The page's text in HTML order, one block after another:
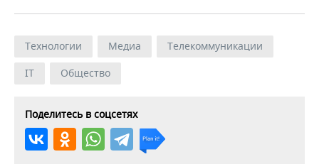
Технологии Медиа
Телекоммуникации
IT
Общество
Поделитесь в соцсетях